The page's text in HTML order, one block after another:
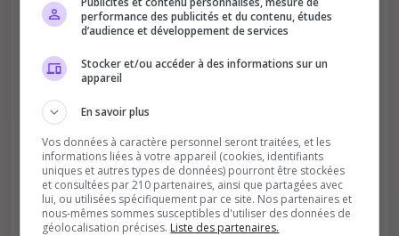
Soutient la communauté
Plus de visibilité = plus de joueurs
performance des publicités et du contenu, études
d’audience et développement de services
Stocker et/ou accéder à des informations sur un
appareil
En savoir plus
Vos données à caractère personnel seront traitées, et les
informations liées à votre appareil (cookies, identifiants
uniques et autres types de données) pourront être stockées
et consultées par 210 partenaires, ainsi que partagées avec
lui, ou utilisées spécifiquement par ce site. Nos partenaires et
nous-mêmes sommes susceptibles d'utiliser des données de
géolocalisation précises. Liste des partenaires.